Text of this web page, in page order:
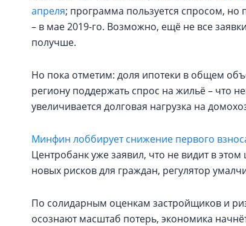
апреля; программа пользуется спросом, но
– в мае 2019-го. Возможно, ещё не все
получше.
Но пока отметим: доля ипотеки в общем
региону поддержать спрос на жильё – что
увеличивается долговая нагрузка на
Минфин лоббирует снижение первого
Центробанк уже заявил, что не видит в
новых рисков для граждан, регулятор
По солидарным оценкам застройщиков и
осознают масштаб потерь, экономика